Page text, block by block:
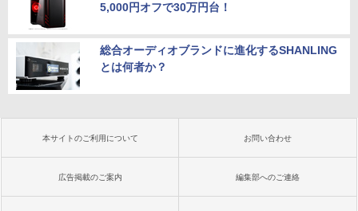
5,000円オフで30万円台！
総合オーディオブランドに進化するSHANLING
とは何者か？
本サイトのご利用について お問い合わせ
広告掲載のご案内 編集部へのご連絡